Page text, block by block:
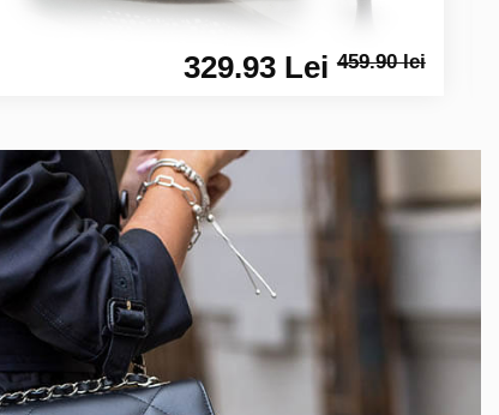
329.93 Lei459.90 lei